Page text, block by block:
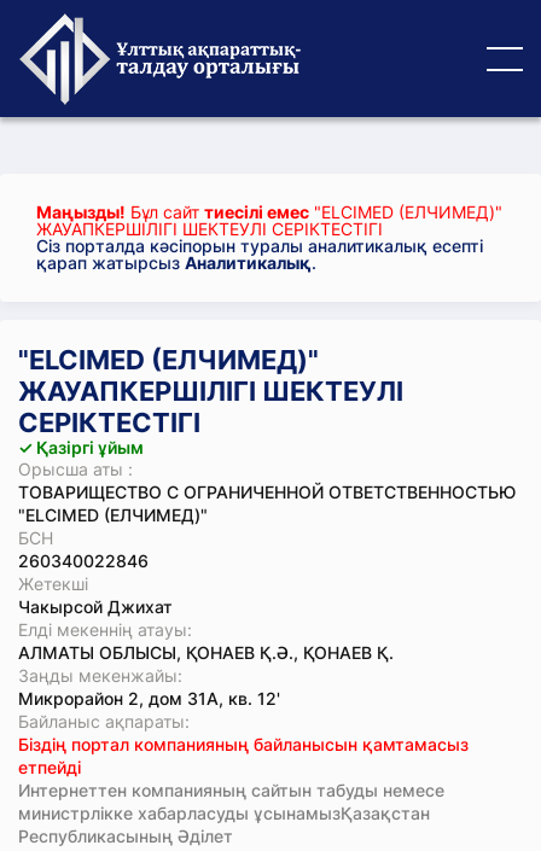
Маңызды! Бұл сайт тиесілі емес "ELCIMED (ЕЛЧИМЕД)"
ЖАУАПКЕРШІЛІГІ ШЕКТЕУЛІ СЕРІКТЕСТІГІ
Сіз порталда кәсіпорын туралы аналитикалық есепті
қарап жатырсыз Аналитикалық.
"ELCIMED (ЕЛЧИМЕД)"
ЖАУАПКЕРШІЛІГІ ШЕКТЕУЛІ
СЕРІКТЕСТІГІ
✓ Қазіргі ұйым
Орысша аты :
ТОВАРИЩЕСТВО С ОГРАНИЧЕННОЙ ОТВЕТСТВЕННОСТЬЮ
"ELCIMED (ЕЛЧИМЕД)"
БСН
260340022846
Жетекші
Чакырсой Джихат
Елді мекеннің атауы:
АЛМАТЫ ОБЛЫСЫ, ҚОНАЕВ Қ.Ә., ҚОНАЕВ Қ.
Заңды мекенжайы:
Микрорайон 2, дом 31А, кв. 12'
Байланыс ақпараты:
Біздің портал компанияның байланысын қамтамасыз
етпейді
Интернеттен компанияның сайтын табуды немесе
министрлікке хабарласуды ұсынамызҚазақстан
Республикасының Әділет